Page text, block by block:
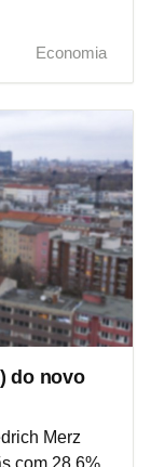
Economia
do novo
Merz
com 28,6%